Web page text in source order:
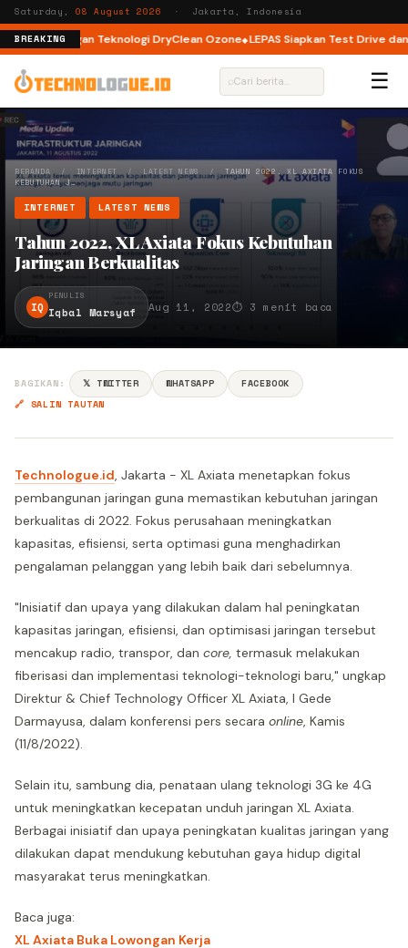
Saturday,08 August 2026 · Jakarta, Indonesia
BREAKING
Load dengan Teknologi DryClean Ozone LEPAS Siapkan Test Drive dan
⌕ ☰
BERANDA / INTERNET / LATEST NEWS /TAHUN 2022, XL AXIATA FOKUS
KEBUTUHAN J…
INTERNET LATEST NEWS
Tahun 2022, XL Axiata Fokus Kebutuhan
Jaringan Berkualitas
IQ
PENULIS
Iqbal Marsyaf Aug 11, 2022⏱ 3 menit baca
BAGIKAN: 𝕏 TWITTER WHATSAPP
FACEBOOK
🔗 SALIN TAUTAN
Technologue.id, Jakarta - XL Axiata menetapkan fokus
pembangunan jaringan guna memastikan kebutuhan jaringan
berkualitas di 2022. Fokus perusahaan meningkatkan
kapasitas, efisiensi, serta optimasi guna menghadirkan
pengalaman pelanggan yang lebih baik dari sebelumnya.
"Inisiatif dan upaya yang dilakukan dalam hal peningkatan
kapasitas jaringan, efisiensi, dan optimisasi jaringan tersebut
mencakup radio, transpor, dan core, termasuk melakukan
fiberisasi dan implementasi teknologi-teknologi baru," ungkap
Direktur & Chief Technology Officer XL Axiata, I Gede
Darmayusa, dalam konferensi pers secara online, Kamis
(11/8/2022).
Selain itu, sambung dia, penataan ulang teknologi 3G ke 4G
untuk meningkatkan kecepatan unduh jaringan XL Axiata.
Berbagai inisiatif dan upaya peningkatan kualitas jaringan yang
dilakukan dapat mendukung kebutuhan gaya hidup digital
masyarakat terus meningkatkan.
Baca juga:
XL Axiata Buka Lowongan Kerja